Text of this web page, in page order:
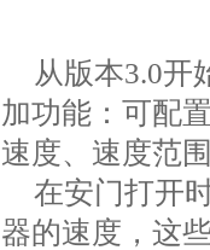
从版本3.0开
加功能：可配
速度、速度范
在安门打开
器的速度，这